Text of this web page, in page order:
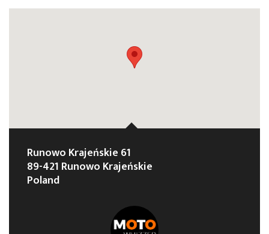
Runowo Krajeńskie 61
89-421 Runowo Krajeńskie
Poland